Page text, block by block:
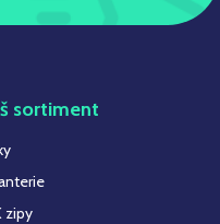
sortiment
zipy